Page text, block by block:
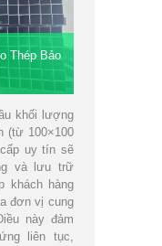
Thép Bảo
khối lượng
(từ 100×100
uy tín sẽ
và lưu trữ
khách hàng
đơn vị cung
này đảm
liên tục,